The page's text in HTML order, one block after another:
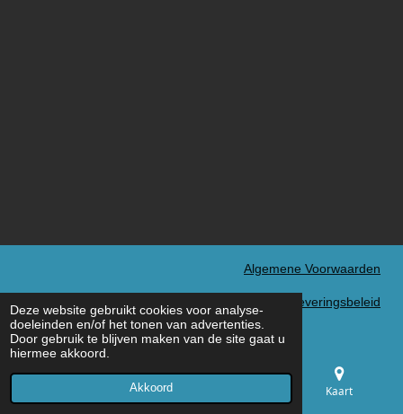
Deze website gebruikt cookies voor analyse-
doeleinden en/of het tonen van advertenties.
Door gebruik te blijven maken van de site gaat u
hiermee akkoord.
Akkoord
Algemene Voorwaarden
Verzend- en Leveringsbeleid
© 2022 - 2026 MXN Sport
Telefoonnummer Kaart